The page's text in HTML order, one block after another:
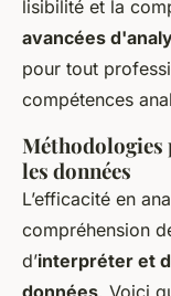
lisibilité et la
avancées
pour tout
compétences
les données
L’efficacité en
compréhension
d’interpréter et
données. Voici